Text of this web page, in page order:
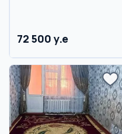
72 500 y.e